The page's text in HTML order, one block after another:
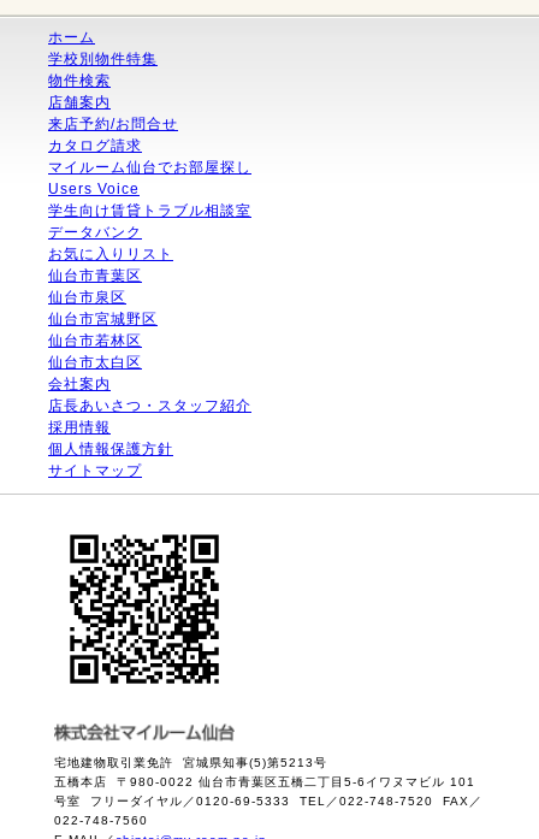
ホーム
学校別物件特集
物件検索
店舗案内
来店予約/お問合せ
カタログ請求
マイルーム仙台でお部屋探し
Users Voice
学生向け賃貸トラブル相談室
データバンク
お気に入りリスト
仙台市青葉区
仙台市泉区
仙台市宮城野区
仙台市若林区
仙台市太白区
会社案内
店長あいさつ・スタッフ紹介
採用情報
個人情報保護方針
サイトマップ
宅地建物取引業免許 宮城県知事(5)第5213号
五橋本店 〒980-0022 仙台市青葉区五橋二丁目5-6イワヌマビル 101
号室 フリーダイヤル／0120-69-5333 TEL／022-748-7520 FAX／
022-748-7560